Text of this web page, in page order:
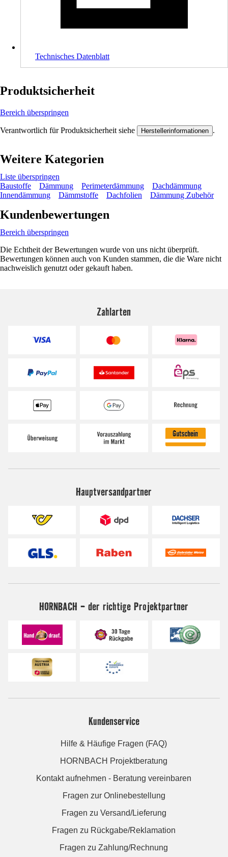
Technisches Datenblatt
Produktsicherheit
Bereich überspringen
Verantwortlich für Produktsicherheit siehe Herstellerinformationen .
Weitere Kategorien
Liste überspringen
Baustoffe
Dämmung Perimeterdämmung
Dachdämmung
Innendämmung
Dämmstoffe Dachfolien Dämmung Zubehör
Kundenbewertungen
Bereich überspringen
Die Echtheit der Bewertungen wurde von uns nicht überprüft.
Bewertungen können auch von Kunden stammen, die die Ware nicht
nachweislich genutzt oder gekauft haben.
Zahlarten
Hauptversandpartner
HORNBACH - der richtige Projektpartner
Kundenservice
Hilfe & Häufige Fragen (FAQ)
HORNBACH Projektberatung
Kontakt aufnehmen - Beratung vereinbaren
Fragen zur Onlinebestellung
Fragen zu Versand/Lieferung
Fragen zu Rückgabe/Reklamation
Fragen zu Zahlung/Rechnung